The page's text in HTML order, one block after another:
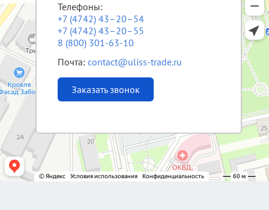
Телефоны:
+7 (4742) 43–20–54
+7 (4742) 43–20–55
8 (800) 301-63-10
Почта:contact@uliss-trade.ru
Заказать звонок